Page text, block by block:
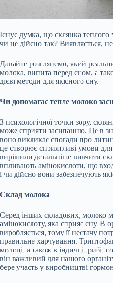
Існує думка, що склянка
чи це дійсно так? Виявляється,
Давайте розглянемо, який
молока, випита перед сном, а
дієві методи для якісного сну.
Чи допомагає тепле молоко
З психологічної точки зору,
може сприяти засипанню. Це в
воно викликає спогади про
це створює сприятливі умови
вирішили детальніше вивчити
впливають амінокислоти, що
і чи дійсно вони забезпечують
Склад молока
Серед інших складових, молоко
амінокислоту, яка сприяє сну. В
виробляється, тому її нестачу
правильне харчування.
молоці, а також в індичці, рибі,
він важливий для нашого
бере участь у виробництві